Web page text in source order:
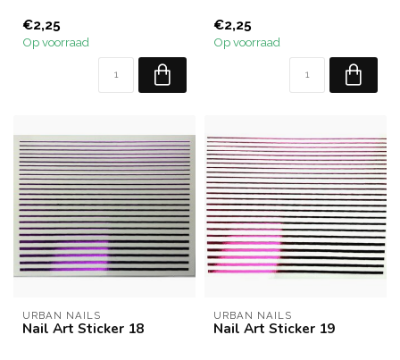
€2,25
Op voorraad
€2,25
Op voorraad
URBAN NAILS
Nail Art Sticker 18
URBAN NAILS
Nail Art Sticker 19